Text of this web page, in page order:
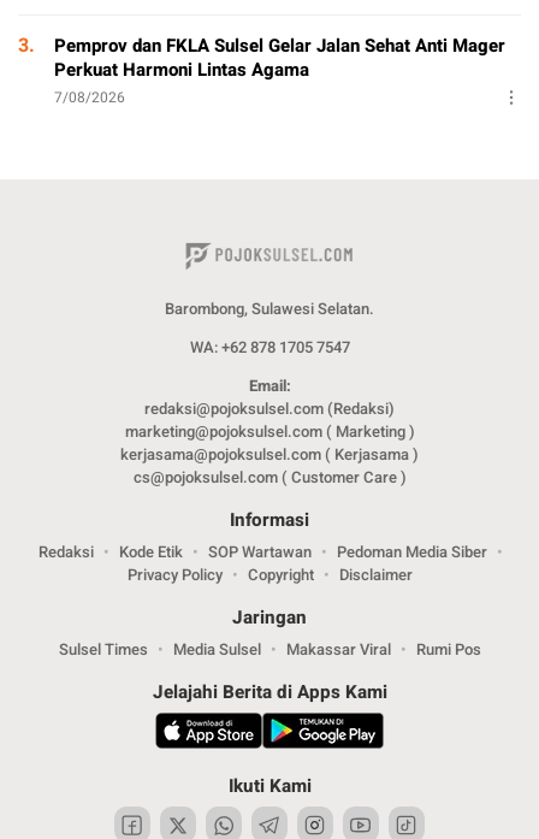
3.
Pemprov dan FKLA Sulsel Gelar Jalan Sehat Anti Mager
Perkuat Harmoni Lintas Agama
7/08/2026
Barombong, Sulawesi Selatan.
WA: +62 878 1705 7547
Email:
redaksi@pojoksulsel.com (Redaksi)
marketing@pojoksulsel.com ( Marketing )
kerjasama@pojoksulsel.com ( Kerjasama )
cs@pojoksulsel.com ( Customer Care )
Informasi
Redaksi Kode Etik SOP Wartawan
Pedoman Media Siber
Privacy Policy
Copyright Disclaimer
Jaringan
Sulsel Times Media Sulsel Makassar Viral Rumi Pos
Jelajahi Berita di Apps Kami
Ikuti Kami